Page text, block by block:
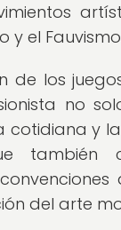
y el
de los
no
cotidiana y
también
del arte